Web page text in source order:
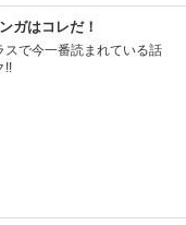
ガはコレだ！
スで今一番読まれている話
!!